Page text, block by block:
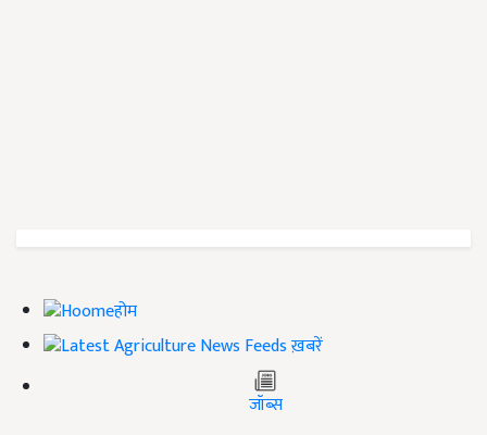
होम
ख़बरें
जॉब्स